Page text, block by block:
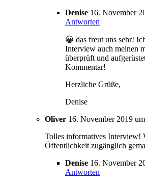
Denise 16. November
Antworten
😀 das freut uns sehr!
Interview auch meinen
überprüft und
Kommentar!
Herzliche Grüße,
Denise
Oliver 16. November 2019
Tolles informatives Interview!
Öffentlichkeit zugänglich
Denise 16. November
Antworten